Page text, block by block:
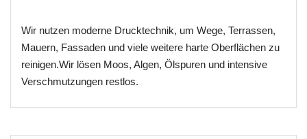
Wir nutzen moderne Drucktechnik, um Wege, Terrassen,
Mauern, Fassaden und viele weitere harte Oberflächen zu
reinigen.Wir lösen Moos, Algen, Ölspuren und intensive
Verschmutzungen restlos.